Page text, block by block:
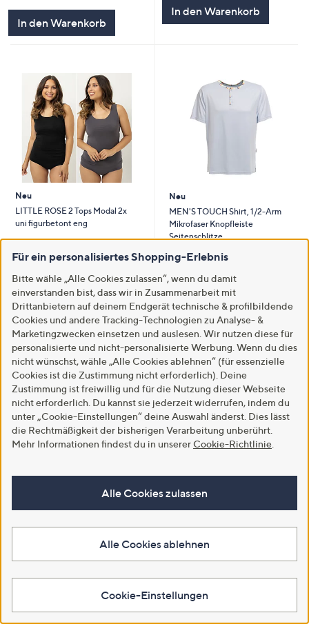
In den Warenkorb
In den Warenkorb
Neu
LITTLE ROSE 2 Tops Modal 2x
uni figurbetont eng
€ 37,99
5.0
von
2
Bewertungen
Weitere Farben verfügbar
In den Warenkorb
Neu
MEN'S TOUCH Shirt, 1/2-Arm
Mikrofaser Knopfleiste
Seitenschlitze
€ 19,99
5.0
5
Weitere Farben verfügbar
In den Warenkorb
Mikrofaser offene Front uni
vonBewertungen
Weitere Farben verfügbar
Longcardigan V-Ausschnitt
Leistentaschen leger weit
€ 99,99
4.84
Weitere Farben verfügbar
Für ein personalisiertes Shopping-Erlebnis
Bitte wähle „Alle Cookies zulassen“, wenn du damit
einverstanden bist, dass wir in Zusammenarbeit mit
Drittanbietern auf deinem Endgerät technische & profilbildende
Cookies und andere Tracking-Technologien zu Analyse- &
Marketingzwecken einsetzen und auslesen. Wir nutzen diese für
personalisierte und nicht-personalisierte Werbung. Wenn du dies
nicht wünschst, wähle „Alle Cookies ablehnen“ (für essenzielle
Cookies ist die Zustimmung nicht erforderlich). Deine
Zustimmung ist freiwillig und für die Nutzung dieser Webseite
nicht erforderlich. Du kannst sie jederzeit widerrufen, indem du
unter „Cookie-Einstellungen“ deine Auswahl änderst. Dies lässt
die Rechtmäßigkeit der bisherigen Verarbeitung unberührt.
Mehr Informationen findest du in unserer Cookie-Richtlinie
Alle Cookies zulassen
Alle Cookies ablehnen
Cookie-Einstellungen